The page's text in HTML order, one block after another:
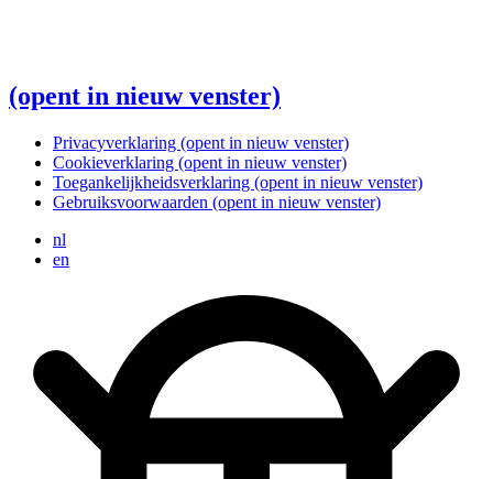
(opent in nieuw venster)
Privacyverklaring (opent in nieuw venster)
Cookieverklaring (opent in nieuw venster)
Toegankelijkheidsverklaring (opent in nieuw venster)
Gebruiksvoorwaarden (opent in nieuw venster)
nl
en